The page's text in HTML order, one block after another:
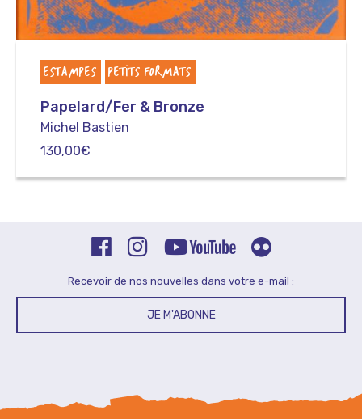
ESTAMPES PETITS FORMATS
Papelard/Fer & Bronze
Michel Bastien
130,00€
Recevoir de nos nouvelles dans votre e-mail :
JE M'ABONNE